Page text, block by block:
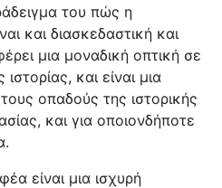
του πώς η
και διασκεδαστική και
μια μοναδική οπτική σε
και είναι μια
οπαδούς της ιστορικής
και για οποιονδήποτε
είναι μια ισχυρή